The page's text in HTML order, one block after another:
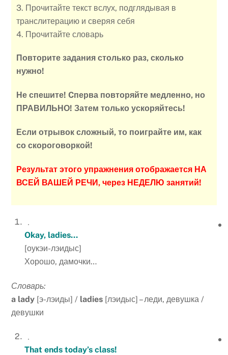
3. Прочитайте текст вслух, подглядывая в
транслитерацию и сверяя себя
4. Прочитайте словарь
Повторите задания столько раз, сколько
нужно!
Не спешите! Cперва повторяйте медленно, но
ПРАВИЛЬНО! Затем только ускоряйтесь!
Если отрывок сложный, то поиграйте им, как
со скороговоркой!
Результат этого упражнения отображается НА
ВСЕЙ ВАШЕЙ РЕЧИ, через НЕДЕЛЮ занятий!
Okay, ladies…
[оукэи-лэидыс]
Хорошо, дамочки…
Словарь:
a lady [э-лэиды] / ladies [лэидыс] – леди, девушка /
девушки
That ends today’s class!